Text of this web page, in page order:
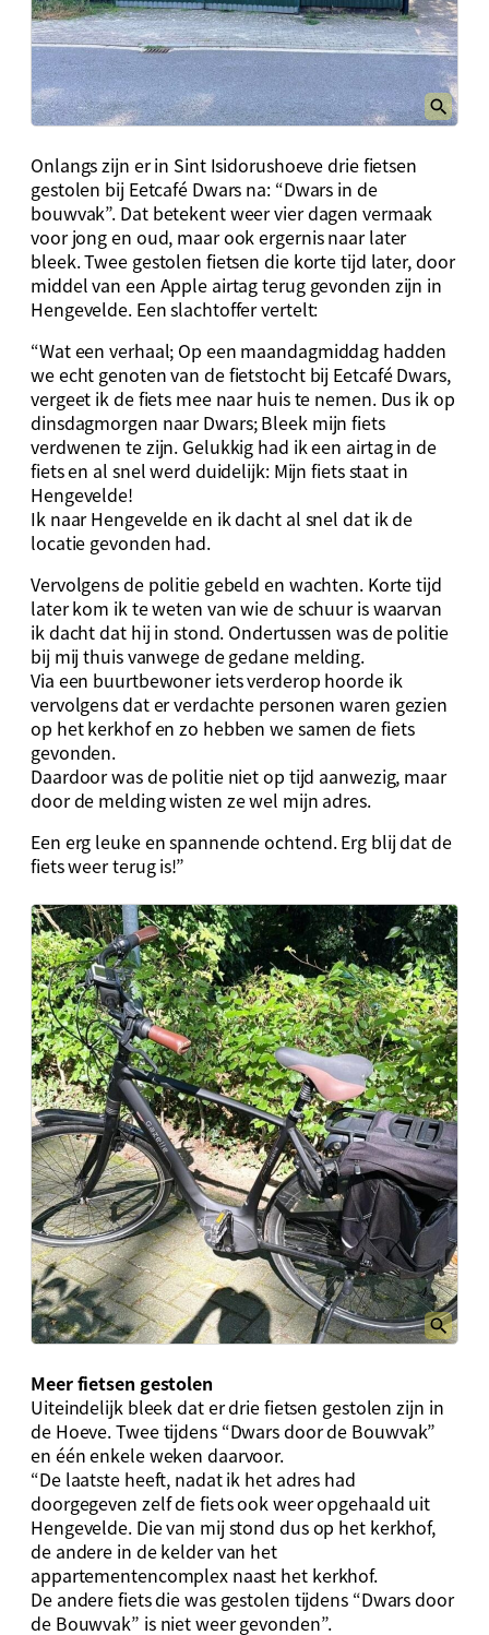
Onlangs zijn er in Sint Isidorushoeve drie fietsen
gestolen bij Eetcafé Dwars na: “Dwars in de
bouwvak”. Dat betekent weer vier dagen vermaak
voor jong en oud, maar ook ergernis naar later
bleek. Twee gestolen fietsen die korte tijd later, door
middel van een Apple airtag terug gevonden zijn in
Hengevelde. Een slachtoffer vertelt:
“Wat een verhaal; Op een maandagmiddag hadden
we echt genoten van de fietstocht bij Eetcafé Dwars,
vergeet ik de fiets mee naar huis te nemen. Dus ik op
dinsdagmorgen naar Dwars; Bleek mijn fiets
verdwenen te zijn. Gelukkig had ik een airtag in de
fiets en al snel werd duidelijk: Mijn fiets staat in
Hengevelde!
Ik naar Hengevelde en ik dacht al snel dat ik de
locatie gevonden had.
Vervolgens de politie gebeld en wachten. Korte tijd
later kom ik te weten van wie de schuur is waarvan
ik dacht dat hij in stond. Ondertussen was de politie
bij mij thuis vanwege de gedane melding.
Via een buurtbewoner iets verderop hoorde ik
vervolgens dat er verdachte personen waren gezien
op het kerkhof en zo hebben we samen de fiets
gevonden.
Daardoor was de politie niet op tijd aanwezig, maar
door de melding wisten ze wel mijn adres.
Een erg leuke en spannende ochtend. Erg blij dat de
fiets weer terug is!”
Meer fietsen gestolen
Uiteindelijk bleek dat er drie fietsen gestolen zijn in
de Hoeve. Twee tijdens “Dwars door de Bouwvak”
en één enkele weken daarvoor.
“De laatste heeft, nadat ik het adres had
doorgegeven zelf de fiets ook weer opgehaald uit
Hengevelde. Die van mij stond dus op het kerkhof,
de andere in de kelder van het
appartementencomplex naast het kerkhof.
De andere fiets die was gestolen tijdens “Dwars door
de Bouwvak” is niet weer gevonden”.